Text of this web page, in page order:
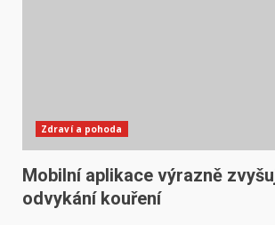
Zdraví a pohoda
Mobilní aplikace výrazně
odvykání kouření